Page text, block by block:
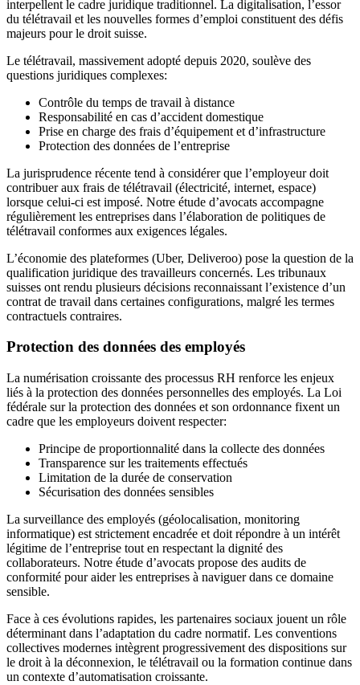
interpellent le cadre juridique traditionnel. La digitalisation, l’essor
du télétravail et les nouvelles formes d’emploi constituent des défis
majeurs pour le droit suisse.
Le télétravail, massivement adopté depuis 2020, soulève des
questions juridiques complexes:
Contrôle du temps de travail à distance
Responsabilité en cas d’accident domestique
Prise en charge des frais d’équipement et d’infrastructure
Protection des données de l’entreprise
La jurisprudence récente tend à considérer que l’employeur doit
contribuer aux frais de télétravail (électricité, internet, espace)
lorsque celui-ci est imposé. Notre étude d’avocats accompagne
régulièrement les entreprises dans l’élaboration de politiques de
télétravail conformes aux exigences légales.
L’économie des plateformes (Uber, Deliveroo) pose la question de la
qualification juridique des travailleurs concernés. Les tribunaux
suisses ont rendu plusieurs décisions reconnaissant l’existence d’un
contrat de travail dans certaines configurations, malgré les termes
contractuels contraires.
Protection des données des employés
La numérisation croissante des processus RH renforce les enjeux
liés à la protection des données personnelles des employés. La Loi
fédérale sur la protection des données et son ordonnance fixent un
cadre que les employeurs doivent respecter:
Principe de proportionnalité dans la collecte des données
Transparence sur les traitements effectués
Limitation de la durée de conservation
Sécurisation des données sensibles
La surveillance des employés (géolocalisation, monitoring
informatique) est strictement encadrée et doit répondre à un intérêt
légitime de l’entreprise tout en respectant la dignité des
collaborateurs. Notre étude d’avocats propose des audits de
conformité pour aider les entreprises à naviguer dans ce domaine
sensible.
Face à ces évolutions rapides, les partenaires sociaux jouent un rôle
déterminant dans l’adaptation du cadre normatif. Les conventions
collectives modernes intègrent progressivement des dispositions sur
le droit à la déconnexion, le télétravail ou la formation continue dans
un contexte d’automatisation croissante.